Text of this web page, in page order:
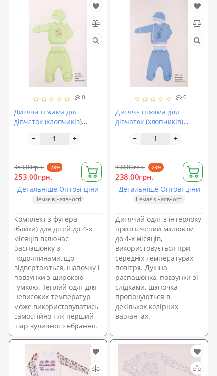
0
Дитяча піжама для
дівчаток (хлопчиків)
353,00грн. -28%
253,00грн.
Детальніше Оптові ціни
Немає в наявності
Комплект з футера
(байки) для дітей до 4-х
місяців включає
распашонку з
подряпинами, що
відвертаються, шапочку і
повзунки з широкою
гумкою. Теплий одяг для
невисоких температур
може використовуватись
самостійно і як перший
шар вуличного вбрання.
0
Дитяча піжама для
дівчаток (хлопчиків)
330,00грн. -28%
238,00грн.
Детальніше Оптові ціни
Немає в наявності
Дитячий одяг з інтерлоку
призначений малюкам
до 4-х місяців,
використовується при
середніх температурах
повітря. Душна
распашонка, повзунки зі
слідками, шапочка
пропонуються в
декількох колірних
варіантах.